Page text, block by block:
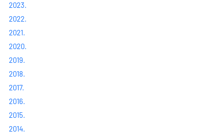
2023.
2022.
2021.
2020.
2019.
2018.
2017.
2016.
2015.
2014.